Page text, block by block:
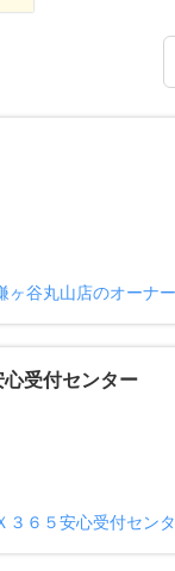
ヶ谷丸山店のオーナ
受付センター
６５安心受付セン